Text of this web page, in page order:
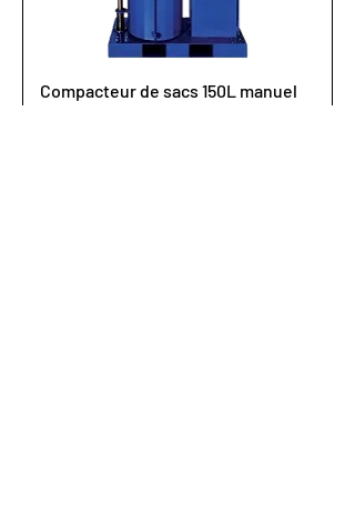
Compacteur de sacs 150L manuel